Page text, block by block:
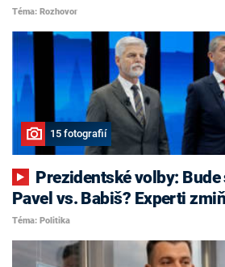
Téma: Rozhovor
15 fotografií
Pavel vs. Babiš? Experti
Téma: Politika